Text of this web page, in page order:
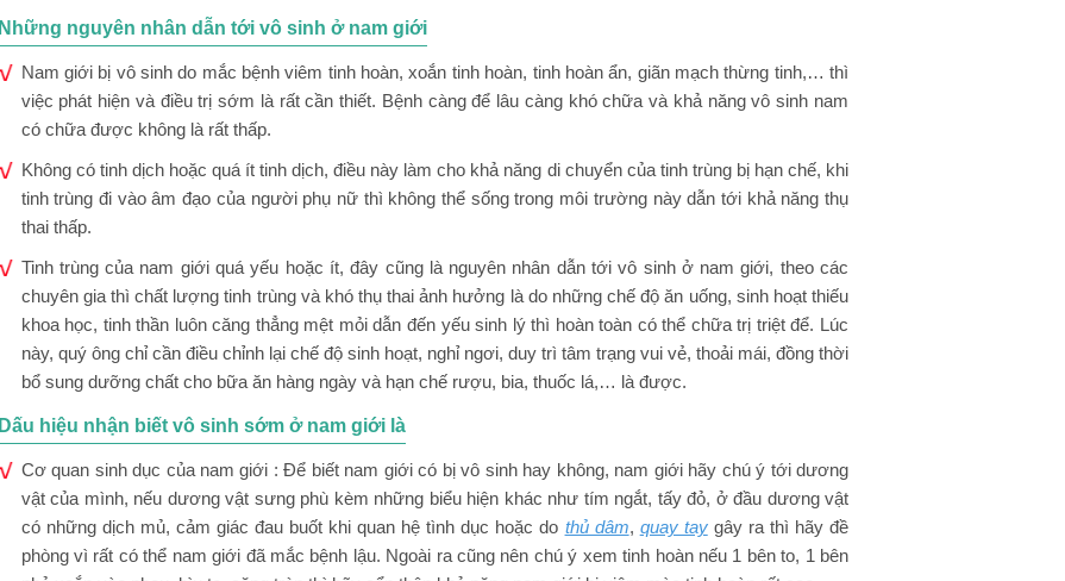
Những nguyên nhân dẫn tới vô sinh ở nam giới
Nam giới bị vô sinh do mắc bệnh viêm tinh hoàn, xoắn tinh hoàn, tinh hoàn ẩn, giãn mạch thừng tinh,… thì
việc phát hiện và điều trị sớm là rất cần thiết. Bệnh càng để lâu càng khó chữa và khả năng vô sinh nam
có chữa được không là rất thấp.
Không có tinh dịch hoặc quá ít tinh dịch, điều này làm cho khả năng di chuyển của tinh trùng bị hạn chế, khi
tinh trùng đi vào âm đạo của người phụ nữ thì không thể sống trong môi trường này dẫn tới khả năng thụ
thai thấp.
Tinh trùng của nam giới quá yếu hoặc ít, đây cũng là nguyên nhân dẫn tới vô sinh ở nam giới, theo các
chuyên gia thì chất lượng tinh trùng và khó thụ thai ảnh hưởng là do những chế độ ăn uống, sinh hoạt thiếu
khoa học, tinh thần luôn căng thẳng mệt mỏi dẫn đến yếu sinh lý thì hoàn toàn có thể chữa trị triệt để. Lúc
này, quý ông chỉ cần điều chỉnh lại chế độ sinh hoạt, nghỉ ngơi, duy trì tâm trạng vui vẻ, thoải mái, đồng thời
bổ sung dưỡng chất cho bữa ăn hàng ngày và hạn chế rượu, bia, thuốc lá,… là được.
Dấu hiệu nhận biết vô sinh sớm ở nam giới là
Cơ quan sinh dục của nam giới : Để biết nam giới có bị vô sinh hay không, nam giới hãy chú ý tới dương
vật của mình, nếu dương vật sưng phù kèm những biểu hiện khác như tím ngắt, tấy đỏ, ở đầu dương vật
có những dịch mủ, cảm giác đau buốt khi quan hệ tình dục hoặc do thủ dâm, quay taygây ra thì hãy đề
phòng vì rất có thể nam giới đã mắc bệnh lậu. Ngoài ra cũng nên chú ý xem tinh hoàn nếu 1 bên to, 1 bên